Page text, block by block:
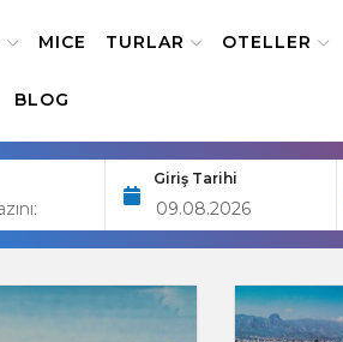
MICE TURLAR OTELLER
BLOG
Giriş Tarihi